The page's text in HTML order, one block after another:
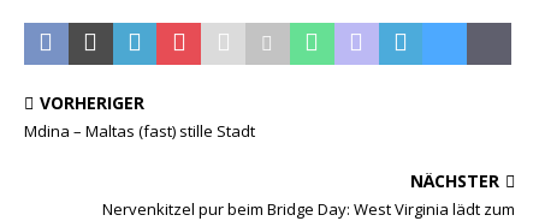
VORHERIGER
Mdina – Maltas (fast) stille Stadt
NÄCHSTER
Nervenkitzel pur beim Bridge Day: West Virginia lädt zum